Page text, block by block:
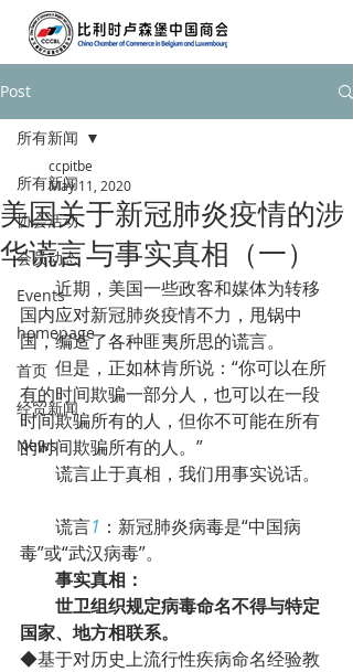
Post
所有新闻
协会活动
会员动态
Events
homepage
首页
经贸新闻
News
所有新闻
美国关于新冠肺炎疫情的涉
华谎言与事实真相（一）
ccpitbe
May 11, 2020
        近期，美国一些政客和媒体为转移
国内应对新冠肺炎疫情不力，甩锅中
国，编造了各种匪夷所思的谎言。
        但是，正如林肯所说：“你可以在所
有的时间欺骗一部分人，也可以在一段
时间欺骗所有的人，但你不可能在所有
的时间欺骗所有的人。”
        谎言止于真相，我们用事实说话。
        谎言
1 ：新冠肺炎病毒是“中国病
毒”或“武汉病毒”。
事实真相：
世卫组织规定病毒命名不得与特定
国家、地方相联系。
◆基于对历史上流行性疾病命名经验教